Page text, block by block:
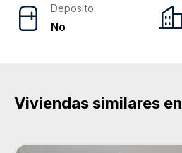
Deposito
No
Viviendas similares en